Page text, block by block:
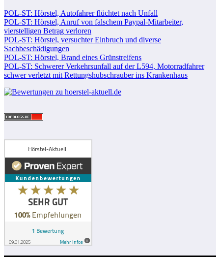
POL-ST: Hörstel, Autofahrer flüchtet nach Unfall
POL-ST: Hörstel, Anruf von falschem Paypal-Mitarbeiter,
vierstelligen Betrag verloren
POL-ST: Hörstel, versuchter Einbruch und diverse
Sachbeschädigungen
POL-ST: Hörstel, Brand eines Grünstreifens
POL-ST: Schwerer Verkehrsunfall auf der L594, Motorradfahrer
schwer verletzt mit Rettungshubschrauber ins Krankenhaus